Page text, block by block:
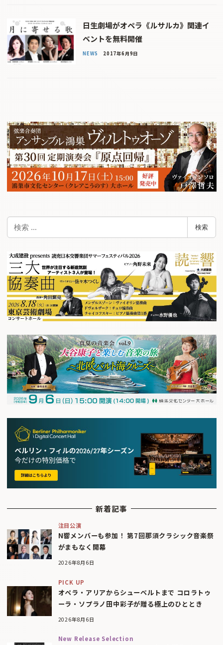
日生劇場がオペラ《ルサルカ》関連イ
ベントを無料開催
NEWS 2017年6月9日
検索
新着記事
注目公演
N響メンバーも参加！ 第7回那須クラシック音楽祭
がまもなく開幕
2026年8月6日
PICK UP
オペラ・アリアからシューベルトまで コロラトゥ
ーラ・ソプラノ田中彩子が贈る極上のひととき
2026年8月6日
New Release Selection